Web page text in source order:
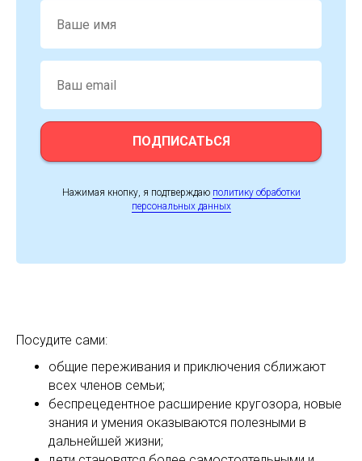
ПОДПИСАТЬСЯ
Нажимая кнопку, я подтверждаю политику обработки
персональных данных
Посудите сами:
общие переживания и приключения сближают
всех членов семьи;
беспрецедентное расширение кругозора, новые
знания и умения оказываются полезными в
дальнейшей жизни;